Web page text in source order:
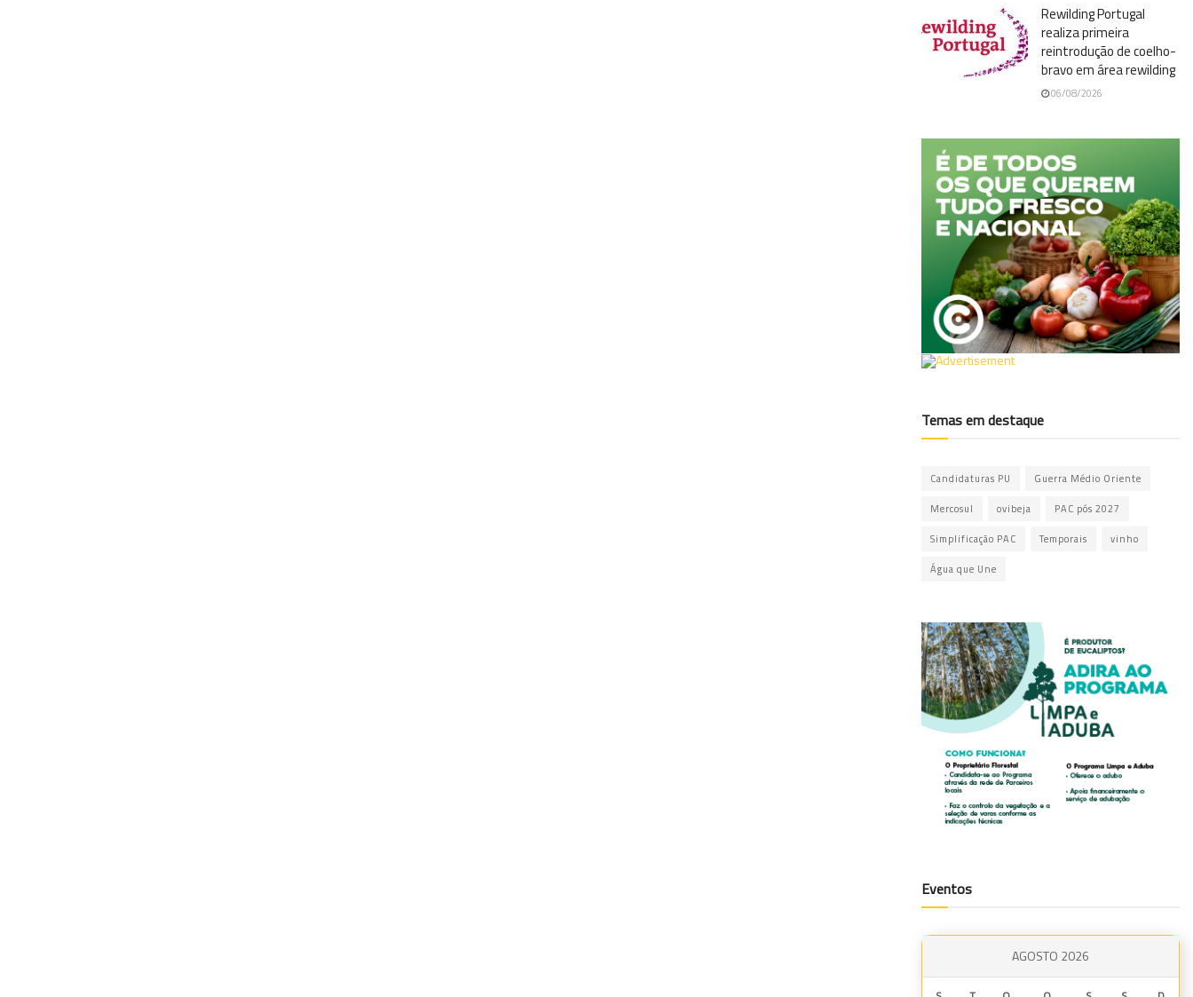
Rewilding Portugal
realiza primeira
reintrodução de coelho-
bravo em área rewilding
06/08/2026
Temas em destaque
Candidaturas PU Guerra Médio Oriente
Mercosul ovibeja PAC pós 2027
Simplificação PAC Temporais vinho
Água que Une
Eventos
AGOSTO 2026